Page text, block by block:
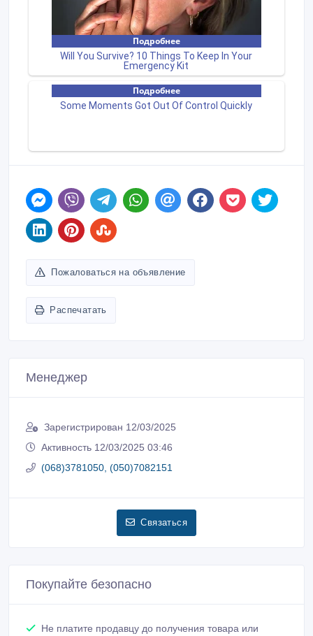
Пожаловаться на объявление
Распечатать
Менеджер
Зарегистрирован 12/03/2025
Активность 12/03/2025 03:46
(068)3781050, (050)7082151
Связаться
Покупайте безопасно
Не платите продавцу до получения товара или